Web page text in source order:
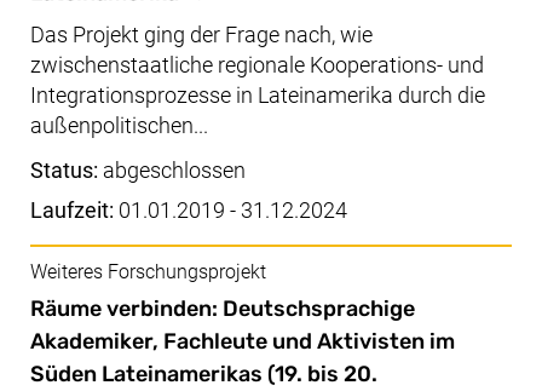
Das Projekt ging der Frage nach, wie
zwischenstaatliche regionale Kooperations- und
Integrationsprozesse in Lateinamerika durch die
außenpolitischen...
Status: abgeschlossen
Laufzeit: 01.01.2019 - 31.12.2024
Räume verbinden: Deutschsprachige
Akademiker, Fachleute und Aktivisten im
Süden Lateinamerikas (19. bis 20.
Weiteres Forschungsprojekt